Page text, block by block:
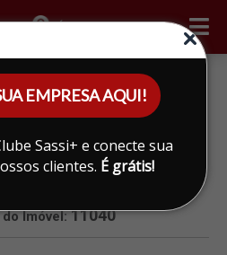
EMPRESA AQUI!
Sassi+ e conecte sua
clientes. É grátis!
ÁREA DO CLIENTE
À VENDA EM
do Imóvel:11040